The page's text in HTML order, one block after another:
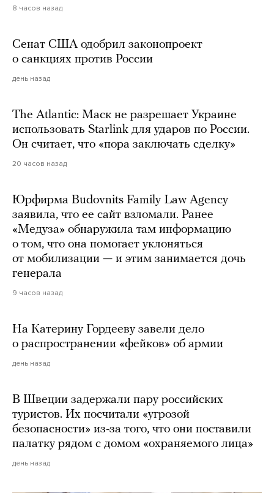
8 часов назад
Сенат США одобрил законопроект
о санкциях против России
день назад
The Atlantic: Маск не разрешает Украине
использовать Starlink для ударов по России.
Он считает, что «пора заключать сделку»
20 часов назад
Юрфирма Budovnits Family Law Agency
заявила, что ее сайт взломали. Ранее
«Медуза» обнаружила там информацию
о том, что она помогает уклоняться
от мобилизации — и этим занимается дочь
генерала
9 часов назад
На Катерину Гордееву завели дело
о распространении «фейков» об армии
день назад
В Швеции задержали пару российских
туристов. Их посчитали «угрозой
безопасности» из-за того, что они поставили
палатку рядом с домом «охраняемого лица»
день назад